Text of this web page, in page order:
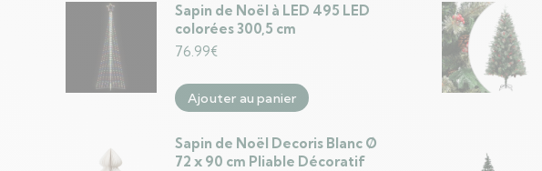
Sapin de Noël à LED 495 LED
colorées 300,5 cm
76.99€
Ajouter au panier
Sapin de Noël Decoris Blanc Ø
72 x 90 cm Pliable Décoratif